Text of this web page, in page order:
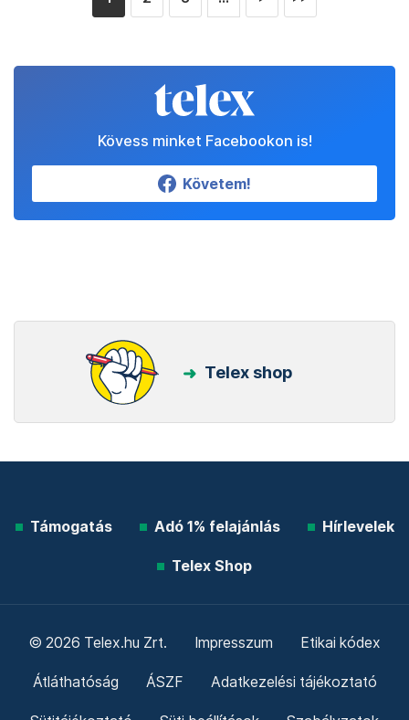
Kövess minket Facebookon is!
Követem!
Telex shop
Támogatás Adó 1% felajánlás Hírlevelek
Telex Shop
© 2026 Telex.hu Zrt. Impresszum Etikai kódex
Átláthatóság ÁSZF Adatkezelési tájékoztató